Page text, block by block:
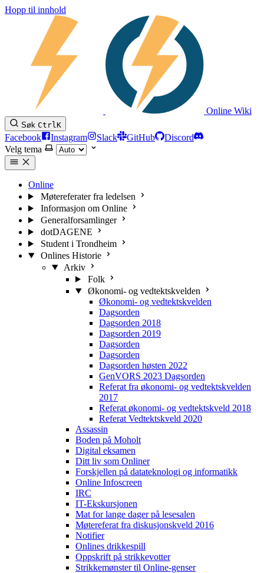
Hopp til innhold
Online Wiki
Søk CtrlK
Facebook Instagram Slack GitHub
Discord
Velg tema
Online
Møtereferater fra ledelsen
Informasjon om Online
Generalforsamlinger
dotDAGENE
Student i Trondheim
Onlines Historie
Arkiv
Folk
Økonomi- og vedtektskvelden
Økonomi- og vedtektskvelden
Dagsorden
Dagsorden 2018
Dagsorden 2019
Dagsorden
Dagsorden
Dagsorden høsten 2022
GenVORS 2023 Dagsorden
Referat fra økonomi- og vedtektskvelden
2017
Referat økonomi- og vedtektskveld 2018
Referat Vedtektskveld 2020
Assassin
Boden på Moholt
Digital eksamen
Ditt liv som Onliner
Forskjellen på datateknologi og informatikk
Online Infoscreen
IRC
IT-Ekskursjonen
Mat for lange dager på lesesalen
Møtereferat fra diskusjonskveld 2016
Notifier
Onlines drikkespill
Oppskrift på strikkevotter
Strikkemønster til Online-genser